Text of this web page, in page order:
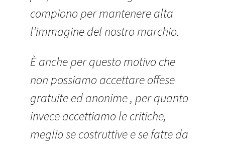
compiono per mantenere alta
l’immagine del nostro marchio.
È anche per questo motivo che
non possiamo accettare offese
gratuite ed anonime , per quanto
invece accettiamo le critiche,
meglio se costruttive e se fatte da